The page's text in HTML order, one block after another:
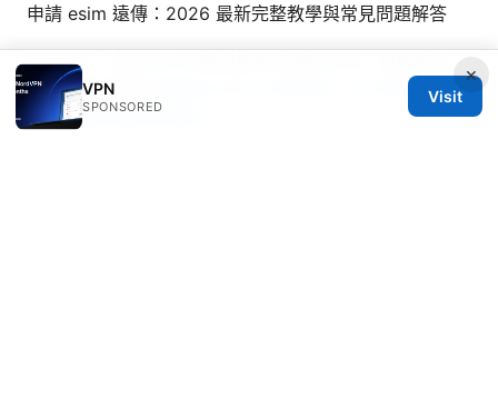
申請 esim 遠傳：2026 最新完整教學與常見問題解答
Ikuuvpn：全方位VPN使用指南与最新评测，涵盖隐私、
速度与安全要点
翻牆回大陸：完整指南、工具與風險解
析，含實用測試與策略
×
VPN
SPONSORED
Visit